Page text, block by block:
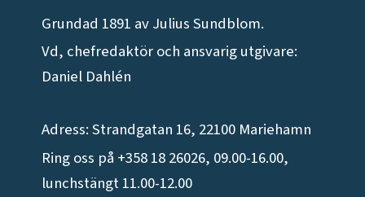
Grundad 1891 av Julius Sundblom.
Vd, chefredaktör och ansvarig utgivare:
Daniel Dahlén
Adress: Strandgatan 16, 22100 Mariehamn
Ring oss på +358 18 26026, 09.00-16.00,
lunchstängt 11.00-12.00